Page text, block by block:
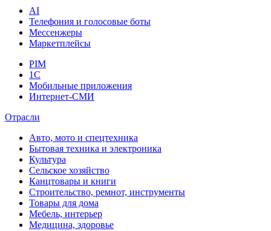
AI
Телефония и голосовые боты
Мессенжеры
Маркетплейсы
PIM
1C
Мобильные приложения
Интернет-СМИ
Отрасли
Авто, мото и спецтехника
Бытовая техника и электроника
Культура
Сельское хозяйство
Канцтовары и книги
Строительство, ремнот, инструменты
Товары для дома
Мебель, интерьер
Медицина, здоровье